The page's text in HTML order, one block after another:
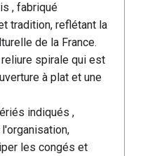
, fabriqué
tradition, reflétant la
de la France.
spirale qui est
à plat et une
indiqués ,
les congés et